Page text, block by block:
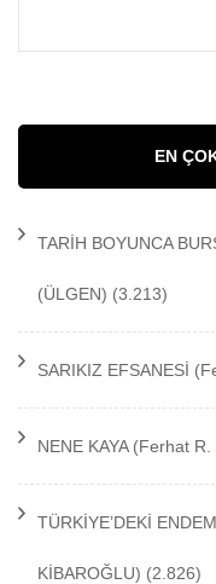
EN
TARİH BOYUNCA
(ÜLGEN) (3.213)
SARIKIZ EFSANESİ
NENE KAYA (Ferhat R.
TÜRKİYE’DEKİ
KİBAROĞLU) (2.826)